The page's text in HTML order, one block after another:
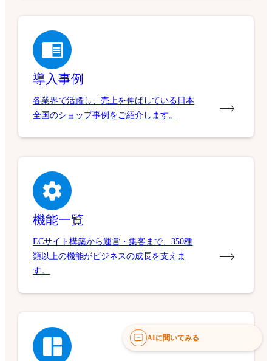
導入事例
各業界で活躍し、売上を伸ばしている日本
全国のショップ事例をご紹介します。
機能一覧
ECサイト構築から運営・集客まで、350種
類以上の機能がビジネスの成長を支えま
す。
AIに聞いてみる